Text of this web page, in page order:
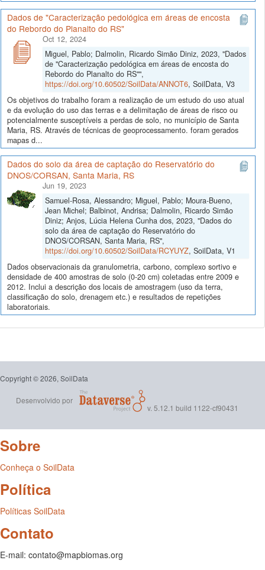
Dados de "Caracterização pedológica em áreas de encosta
do Rebordo do Planalto do RS"
Oct 12, 2024
Miguel, Pablo; Dalmolin, Ricardo Simão Diniz, 2023, "Dados
de "Caracterização pedológica em áreas de encosta do
Rebordo do Planalto do RS"",
https://doi.org/10.60502/SoilData/ANNOT6, SoilData, V3
Os objetivos do trabalho foram a realização de um estudo do uso atual
e da evolução do uso das terras e a delimitação de áreas de risco ou
potencialmente susceptíveis a perdas de solo, no município de Santa
Maria, RS. Através de técnicas de geoprocessamento. foram gerados
mapas d...
Dados do solo da área de captação do Reservatório do
DNOS/CORSAN, Santa Maria, RS
Jun 19, 2023
Samuel-Rosa, Alessandro; Miguel, Pablo; Moura-Bueno,
Jean Michel; Balbinot, Andrisa; Dalmolin, Ricardo Simão
Diniz; Anjos, Lúcia Helena Cunha dos, 2023, "Dados do
solo da área de captação do Reservatório do
DNOS/CORSAN, Santa Maria, RS",
https://doi.org/10.60502/SoilData/RCYUYZ, SoilData, V1
Dados observacionais da granulometria, carbono, complexo sortivo e
densidade de 400 amostras de solo (0-20 cm) coletadas entre 2009 e
2012. Inclui a descrição dos locais de amostragem (uso da terra,
classificação do solo, drenagem etc.) e resultados de repetições
laboratoriais.
Copyright © 2026, SoilData
Desenvolvido por
v. 5.12.1 build 1122-cf90431
Sobre
Conheça o SoilData
Política
Políticas SoilData
Contato
E-mail: contato@mapbiomas.org